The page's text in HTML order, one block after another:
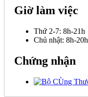
Giờ làm việc
Thứ 2-7: 8h-21h
Chủ nhật: 8h-20h
Chứng nhận